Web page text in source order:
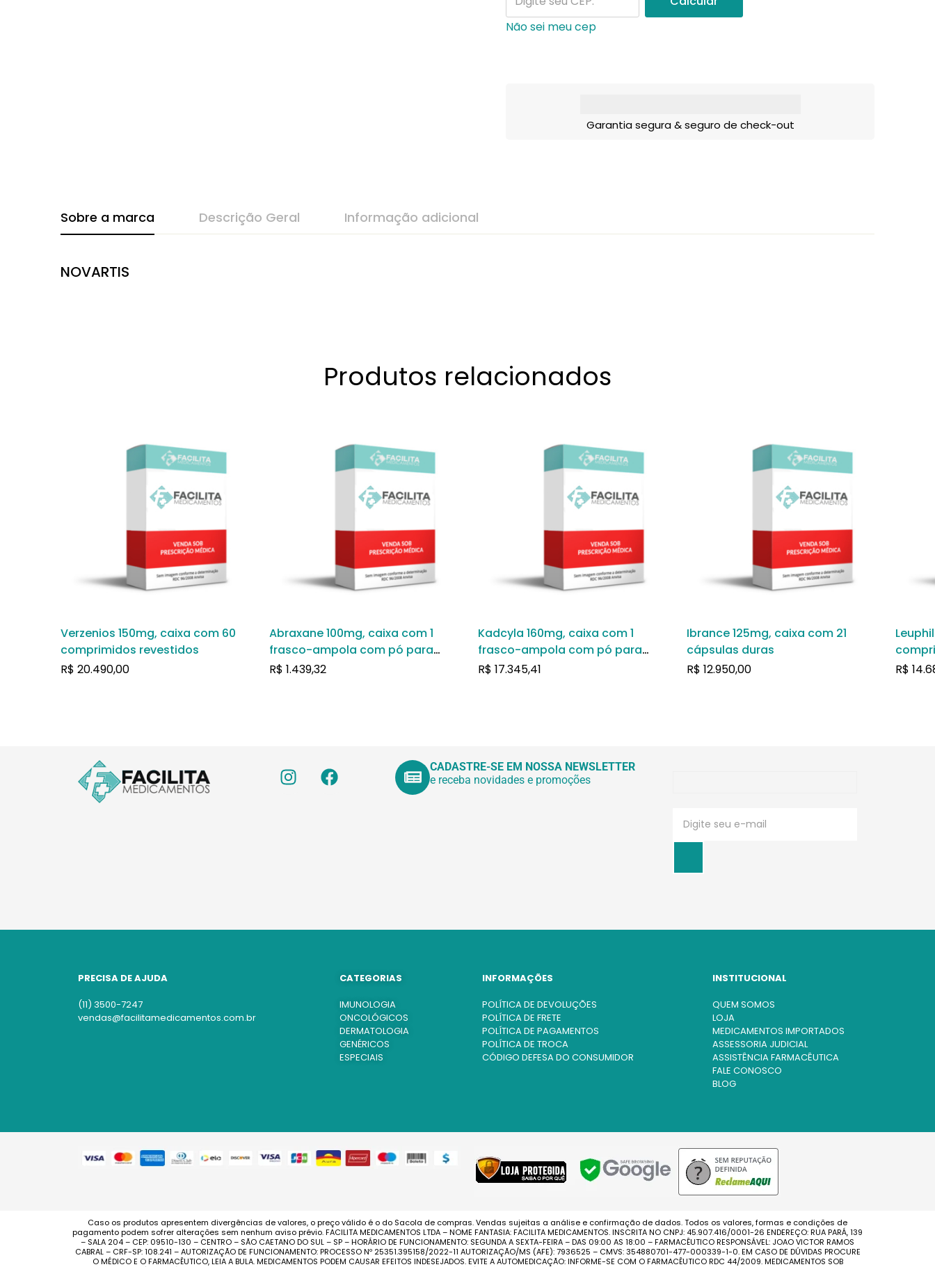
Não sei meu cep
Garantia segura & seguro de check-out
Sobre a marca Descrição Geral Informação adicional
NOVARTIS
Produtos relacionados
Verzenios 150mg, caixa com 60
comprimidos revestidos
R$ 20.490,00
Abraxane 100mg, caixa com 1
frasco-ampola com pó para
solução de uso intravenoso
R$ 1.439,32
Kadcyla 160mg, caixa com 1
frasco-ampola com pó para
solução de uso intravenoso
R$ 17.345,41
Ibrance 125mg, caixa com 21
cápsulas duras
R$ 12.950,00
R$
CADASTRE-SE EM NOSSA NEWSLETTER
e receba novidades e promoções
PRECISA DE AJUDA
(11) 3500-7247
vendas@facilitamedicamentos.com.br
CATEGORIAS
IMUNOLOGIA
ONCOLÓGICOS
DERMATOLOGIA
GENÉRICOS
ESPECIAIS
INFORMAÇÕES
POLÍTICA DE DEVOLUÇÕES
POLÍTICA DE FRETE
POLÍTICA DE PAGAMENTOS
POLÍTICA DE TROCA
CÓDIGO DEFESA DO CONSUMIDOR
INSTITUCIONAL
QUEM SOMOS
LOJA
MEDICAMENTOS IMPORTADOS
ASSESSORIA JUDICIAL
ASSISTÊNCIA FARMACÊUTICA
FALE CONOSCO
BLOG
Caso os produtos apresentem divergências de valores, o preço válido é o do Sacola de compras. Vendas sujeitas a análise e confirmação de dados. Todos os valores, formas e condições de
pagamento podem sofrer alterações sem nenhum aviso prévio. FACILITA MEDICAMENTOS LTDA – NOME FANTASIA: FACILITA MEDICAMENTOS. INSCRITA NO CNPJ: 45.907.416/0001-26 ENDEREÇO: RUA PARÁ, 139
– SALA 204 – CEP: 09510-130 – CENTRO – SÃO CAETANO DO SUL – SP – HORÁRIO DE FUNCIONAMENTO: SEGUNDA A SEXTA-FEIRA – DAS 09:00 AS 18:00 – FARMACÊUTICO RESPONSÁVEL: JOAO VICTOR RAMOS
CABRAL – CRF-SP: 108.241 – AUTORIZAÇÃO DE FUNCIONAMENTO: PROCESSO Nº 25351.395158/2022-11 AUTORIZAÇÃO/MS (AFE): 7936525 – CMVS: 354880701-477-000339-1-0. EM CASO DE DÚVIDAS PROCURE
O MÉDICO E O FARMACÊUTICO, LEIA A BULA. MEDICAMENTOS PODEM CAUSAR EFEITOS INDESEJADOS. EVITE A AUTOMEDICAÇÃO: INFORME-SE COM O FARMACÊUTICO RDC 44/2009. MEDICAMENTOS SOB